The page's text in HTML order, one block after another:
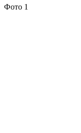
Фото 1